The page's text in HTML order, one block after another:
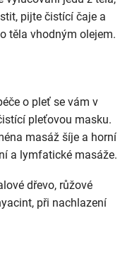
pijte čistící čaje a
těla vhodným olejem.
o pleť se vám v
pleťovou masku.
masáž šíje a horní
a lymfatické masáže.
dřevo, růžové
při nachlazení